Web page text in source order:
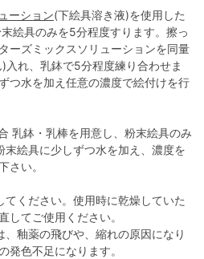
ーション(下絵具溶き液)を使用した
絵具のみを5分程度すります。擦っ
ーズミックスソリューションを同量
入れ、乳鉢で5分程度練り合わせま
つ水を加え任意の濃度で絵付けを行
乳鉢・乳棒を用意し、粉末絵具のみ
絵具に少しずつ水を加え、濃度を
さい。
ください。使用時に乾燥していた
してご使用ください。
釉薬の飛びや、縮れの原因になり
発色不足になります。